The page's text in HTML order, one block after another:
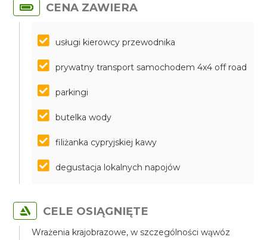
CENA ZAWIERA
usługi kierowcy przewodnika
prywatny transport samochodem 4x4 off road
parkingi
butelka wody
filiżanka cypryjskiej kawy
degustacja lokalnych napojów
CELE OSIĄGNIĘTE
Wrażenia krajobrazowe, w szczególności wąwóz